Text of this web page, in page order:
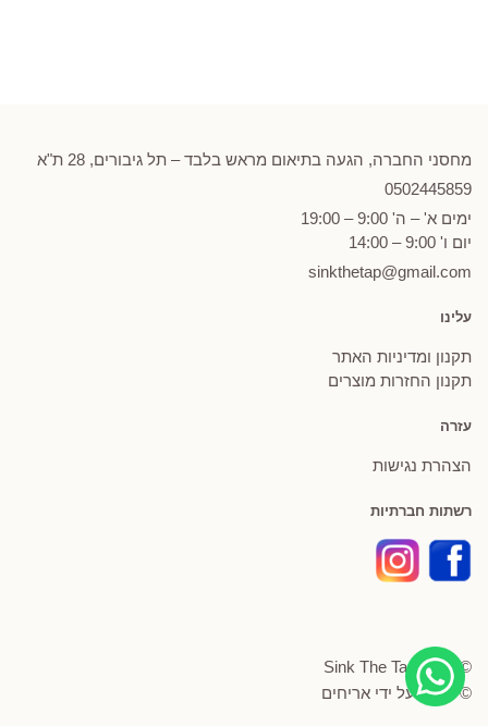
מחסני החברה, הגעה בתיאום מראש בלבד – תל גיבורים, 28 ת"א
0502445859
ימים א' – ה' 9:00 – 19:00
יום ו' 9:00 – 14:00
sinkthetap@gmail.com
עלינו
תקנון ומדיניות האתר
תקנון החזרות מוצרים
עזרה
הצהרת נגישות
רשתות חברתיות
© Sink The Tap 2026
© פותח על ידי אריחים